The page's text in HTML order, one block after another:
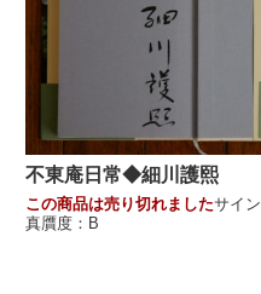
不東庵日常◆細川護熙
この商品は売り切れましたサイン
真贋度：B